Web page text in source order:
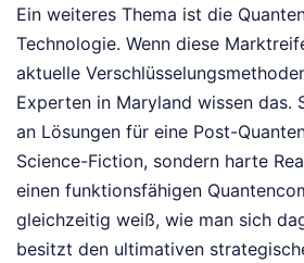
Ein weiteres Thema ist die
Technologie. Wenn diese
aktuelle
Experten in Maryland wissen das.
an Lösungen für eine Post-
Science-Fiction, sondern harte
einen funktionsfähigen
gleichzeitig weiß, wie man sich
besitzt den ultimativen